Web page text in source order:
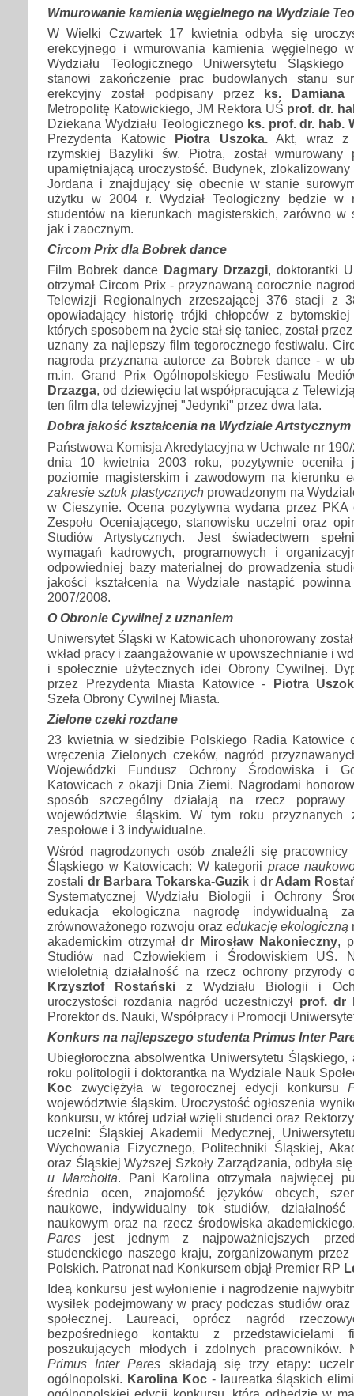
Wmurowanie kamienia węgielnego na Wydziale
W Wielki Czwartek 17 kwietnia odbyła się
erekcyjnego i wmurowania kamienia węgielnego
Wydziału Teologicznego Uniwersytetu
stanowi zakończenie prac budowlanych stanu
erekcyjny został podpisany przez ks. Damiana
Metropolitę Katowickiego, JM Rektora UŚ prof. dr.
Dziekana Wydziału Teologicznego ks. prof. dr. hab.
Prezydenta Katowic Piotra Uszoka.Akt, wraz z
rzymskiej Bazyliki św. Piotra, został wmurowany
upamiętniającą uroczystość. Budynek,
Jordana i znajdujący się obecnie w stanie
użytku w 2004 r. Wydział Teologiczny będzie w
studentów na kierunkach magisterskich, zarówno w
jak i zaocznym.
Circom Prix dla Bobrek dance
Film Bobrek dance Dagmary Drzazgi, doktorantki
otrzymał Circom Prix - przyznawaną corocznie
Telewizji Regionalnych zrzeszającej 376 stacji z
opowiadający historię trójki chłopców z
których sposobem na życie stał się taniec, został
uznany za najlepszy film tegorocznego festiwalu.
nagroda przyznana autorce za Bobrek dance - w
m.in. Grand Prix Ogólnopolskiego Festiwalu
Drzazga, od dziewięciu lat współpracująca z
ten film dla telewizyjnej "Jedynki" przez dwa lata.
Dobra jakość kształcenia na Wydziale Artstycznym
Państwowa Komisja Akredytacyjna w Uchwale nr
dnia 10 kwietnia 2003 roku, pozytywnie oceniła
poziomie magisterskim i zawodowym na kierunku
zakresie sztuk plastycznychprowadzonym na
w Cieszynie. Ocena pozytywna wydana przez
Zespołu Oceniającego, stanowisku uczelni oraz
Studiów Artystycznych. Jest świadectwem
wymagań kadrowych, programowych i
odpowiedniej bazy materialnej do prowadzenia
jakości kształcenia na Wydziale nastąpić
2007/2008.
O Obronie Cywilnej z uznaniem
Uniwersytet Śląski w Katowicach uhonorowany
wkład pracy i zaangażowanie w upowszechnianie i
i społecznie użytecznych idei Obrony Cywilnej.
przez Prezydenta Miasta Katowice - Piotra
Szefa Obrony Cywilnej Miasta.
Zielone czeki rozdane
23 kwietnia w siedzibie Polskiego Radia Katowice
wręczenia Zielonych czeków, nagród
Wojewódzki Fundusz Ochrony Środowiska i
Katowicach z okazji Dnia Ziemi. Nagrodami
sposób szczególny działają na rzecz
województwie śląskim. W tym roku przyznanych
zespołowe i 3 indywidualne.
Wśród nagrodzonych osób znaleźli się pracownicy
Śląskiego w Katowicach: W kategorii prace
zostali dr Barbara Tokarska-Guzik i dr Adam
Systematycznej Wydziału Biologii i Ochrony
edukacja ekologiczna nagrodę indywidualną
zrównoważonego rozwoju oraz edukację ekologiczną
akademickim otrzymałdr Mirosław Nakonieczny,
Studiów nad Człowiekiem i Środowiskiem UŚ.
wieloletnią działalność na rzecz ochrony przyrody
Krzysztof Rostański z Wydziału Biologii i
uroczystości rozdania nagród uczestniczył prof. dr
Prorektor ds. Nauki, Współpracy i Promocji
Konkurs na najlepszego studenta Primus Inter
Ubiegłoroczna absolwentka Uniwersytetu
roku politologii i doktorantka na Wydziale Nauk
Koc zwyciężyła w tegorocznej edycji konkursu
województwie śląskim. Uroczystość ogłoszenia
konkursu, w której udział wzięli studenci oraz
uczelni: Śląskiej Akademii Medycznej,
Wychowania Fizycznego, Politechniki Śląskiej,
oraz Śląskiej Wyższej Szkoły Zarządzania, odbyła
u Marchołta. Pani Karolina otrzymała najwięcej
średnia ocen, znajomość języków obcych,
naukowe, indywidualny tok studiów,
naukowym oraz na rzecz środowiska
Pares jest jednym z najpoważniejszych
studenckiego naszego kraju, zorganizowanym
Polskich. Patronat nad Konkursem objął Premier RP
Ideą konkursu jest wyłonienie i nagrodzenie
wysiłek podejmowany w pracy podczas studiów
społecznej. Laureaci, oprócz nagród
bezpośredniego kontaktu z
poszukujących młodych i zdolnych pracowników.
Primus Inter Pares składają się trzy etapy:
ogólnopolski. Karolina Koc- laureatka śląskich